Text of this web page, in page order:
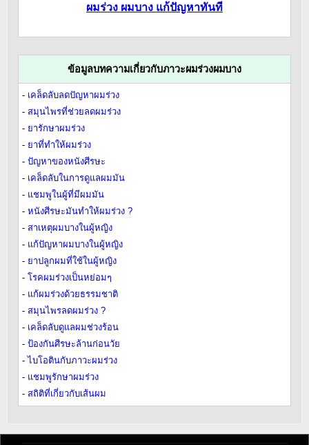
ผมร่วง ผมบาง แก้ปัญหาทันที
ข้อมูลบทความเกี่ยวกับภาวะผมร่วงผมบาง
- เคล็ดลับลดปัญหาผมร่วง
-สมุนไพรที่ช่วยลดผมร่วง
- ยารักษาผมร่วง
- ยาที่ทำให้ผมร่วง
-ปัญหาของหนังศีรษะ
- เคล็ดลับในการดูแลผมมัน
- แชมพูในผู้ที่มีผมมัน
-หนังศีรษะมันทำให้ผมร่วง ?
-สาเหตุผมบางในผู้หญิง
- แก้ปัญหาผมบางในผู้หญิง
- ยาปลูกผมที่ใช้ในผู้หญิง
-โรคผมร่วงเป็นหย่อมๆ
- แก้ผมร่วงด้วยธรรมชาติ
-สมุนไพรลดผมร่วง ?
- เคล็ดลับดูแลผมช่วงร้อน
-ป้องกันศีรษะล้านก่อนวัย
-ไบโอตินกับภาวะผมร่วง
- แชมพูรักษาผมร่วง
-สถิติที่เกี่ยวกับเส้นผม